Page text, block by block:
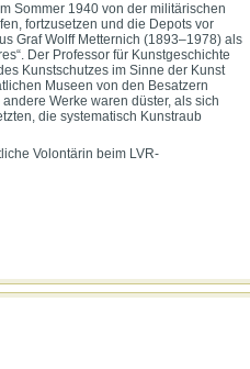
Sommer 1940 von der militärischen
fortzusetzen und die Depots vor
Graf Wolff Metternich (1893–1978) als
Der Professor für Kunstgeschichte
Kunstschutzes im Sinne der Kunst
Museen von den Besatzern
Werke waren düster, als sich
die systematisch Kunstraub
Volontärin beim LVR-